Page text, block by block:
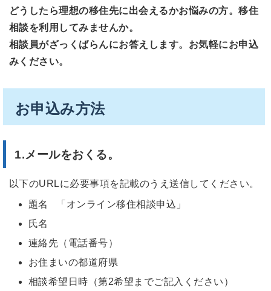
どうしたら理想の移住先に出会えるかお悩みの方。移住
相談を利用してみませんか。
相談員がざっくばらんにお答えします。お気軽にお申込
みください。
お申込み方法
1.メールをおくる。
以下のURLに必要事項を記載のうえ送信してください。
題名 「オンライン移住相談申込」
氏名
連絡先（電話番号）
お住まいの都道府県
相談希望日時（第2希望までご記入ください）